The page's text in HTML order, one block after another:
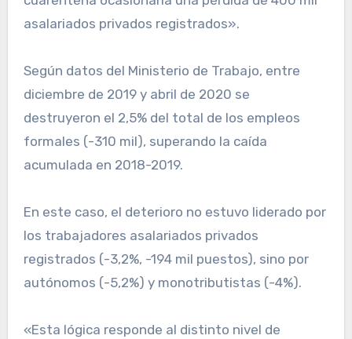
asalariados privados registrados».
Según datos del Ministerio de Trabajo, entre
diciembre de 2019 y abril de 2020 se
destruyeron el 2,5% del total de los empleos
formales (-310 mil), superando la caída
acumulada en 2018-2019.
En este caso, el deterioro no estuvo liderado por
los trabajadores asalariados privados
registrados (-3,2%, -194 mil puestos), sino por
autónomos (-5,2%) y monotributistas (-4%).
«Esta lógica responde al distinto nivel de